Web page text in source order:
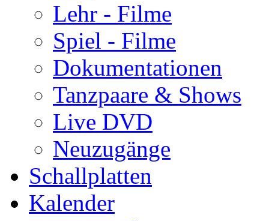
Lehr - Filme
Spiel - Filme
Dokumentationen
Tanzpaare & Shows
Live DVD
Neuzugänge
Schallplatten
Kalender